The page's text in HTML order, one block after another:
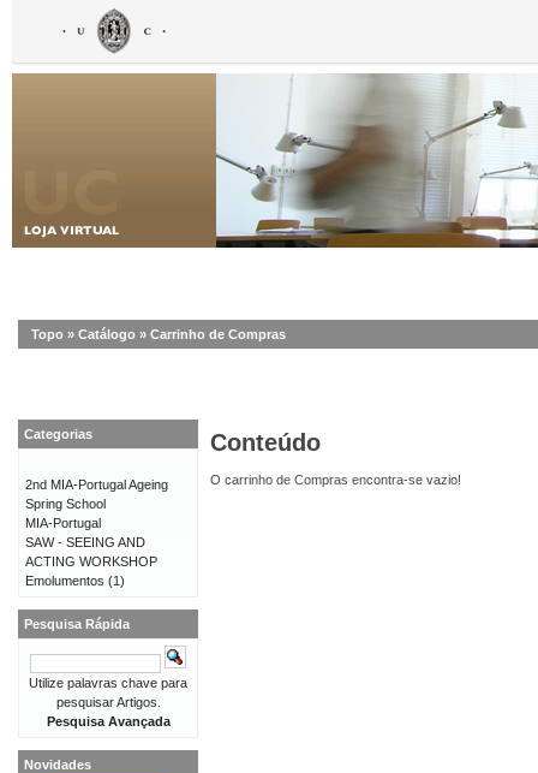
Topo » Catálogo » Carrinho de Compras
Conteúdo
O carrinho de Compras encontra-se vazio!
Categorias
2nd MIA-Portugal Ageing
Spring School
MIA-Portugal
SAW - SEEING AND
ACTING WORKSHOP
Emolumentos (1)
Pesquisa Rápida
Utilize palavras chave para
pesquisar Artigos.
Pesquisa Avançada
Novidades